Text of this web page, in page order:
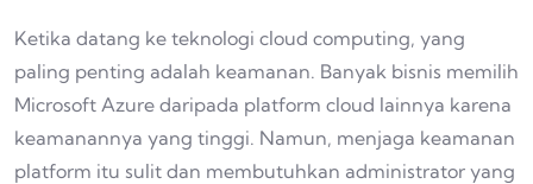
Ketika datang ke teknologi cloud computing, yang
paling penting adalah keamanan. Banyak bisnis memilih
Microsoft Azure daripada platform cloud lainnya karena
keamanannya yang tinggi. Namun, menjaga keamanan
platform itu sulit dan membutuhkan administrator yang